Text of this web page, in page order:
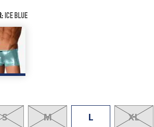
ICE BLUE
S M L XL